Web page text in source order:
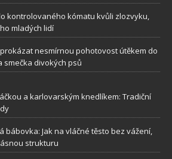
kontrolovaného kómatu kvůli zlozvyku,
mladých lidí
nesmírnou pohotovost útěkem do
smečka divokých psů
a karlovarským knedlíkem: Tradiční
bábovka: Jak na vláčné těsto bez vážení,
strukturu